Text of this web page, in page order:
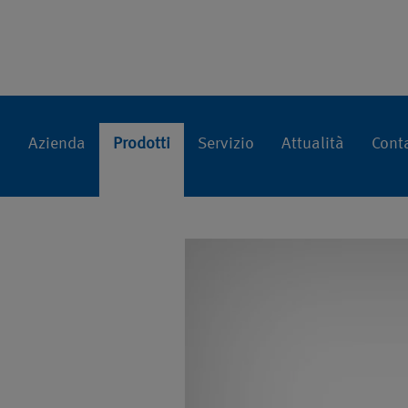
Azienda Prodotti Servizio Attualità
Home Prodotti Impianti singoli